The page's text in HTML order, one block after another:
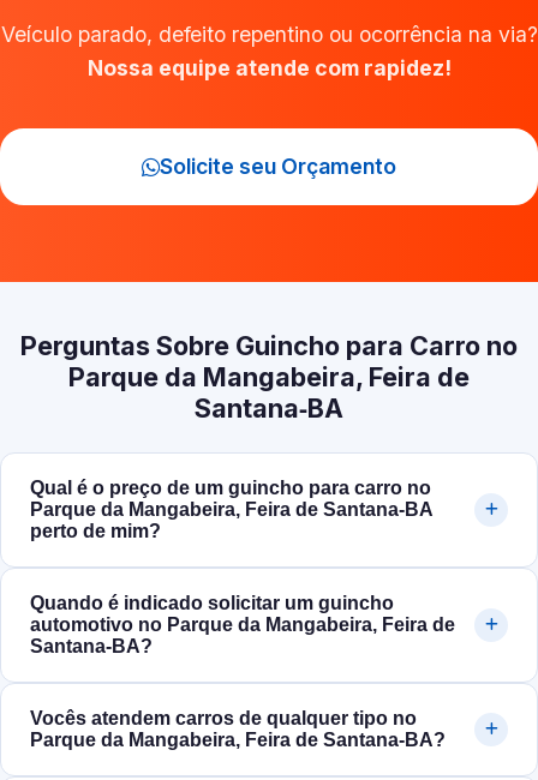
Veículo parado, defeito repentino ou ocorrência na via?
Nossa equipe atende com rapidez!
Solicite seu Orçamento
Perguntas Sobre Guincho para Carro no
Parque da Mangabeira, Feira de
Santana‑BA
Qual é o preço de um guincho para carro no
Parque da Mangabeira, Feira de Santana‑BA
perto de mim?
Quando é indicado solicitar um guincho
automotivo no Parque da Mangabeira, Feira de
Santana‑BA?
Vocês atendem carros de qualquer tipo no
Parque da Mangabeira, Feira de Santana‑BA?